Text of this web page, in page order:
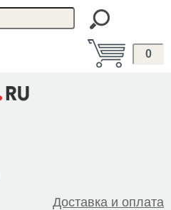
0
Доставка и оплата